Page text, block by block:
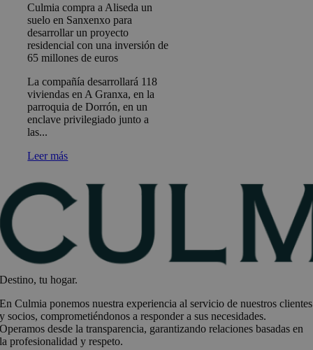
Culmia compra a Aliseda un
suelo en Sanxenxo para
desarrollar un proyecto
residencial con una inversión de
65 millones de euros
La compañía desarrollará 118
viviendas en A Granxa, en la
parroquia de Dorrón, en un
enclave privilegiado junto a
las...
Leer más
Destino, tu hogar.
En Culmia ponemos nuestra experiencia al servicio de nuestros clientes
y socios, comprometiéndonos a responder a sus necesidades.
Operamos desde la transparencia, garantizando relaciones basadas en
la profesionalidad y respeto.